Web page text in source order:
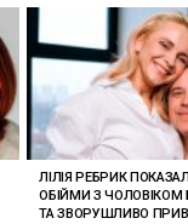
ЛІЛІЯ РЕБРИК
ОБІЙМИ З ЧОЛОВІКОМ
ТА ЗВОРУШЛИВО